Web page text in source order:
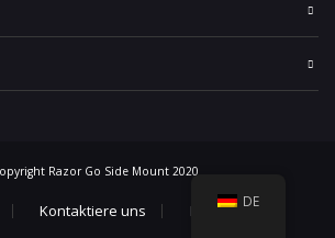
Razor Go Side Mount 2020
Kontaktiere uns Impressum
DE